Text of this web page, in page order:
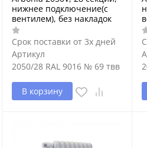
нижнее подключение(с
вентилем), без накладок
Срок поставки от 3х дней
Артикул
2050/28 RAL 9016 № 69 твв
В корзину